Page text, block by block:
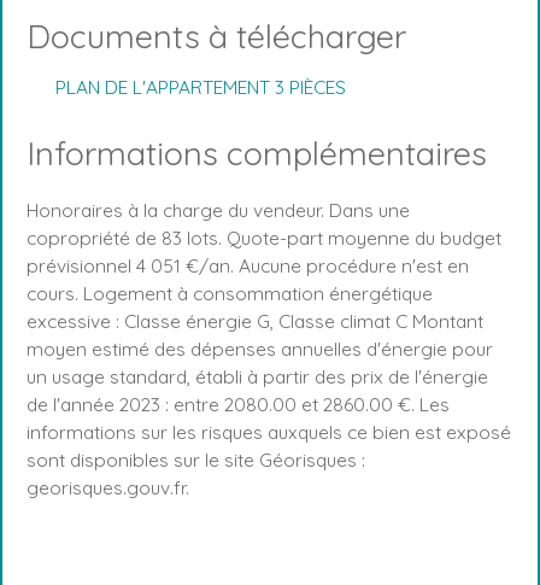
Documents à télécharger
PLAN DE L'APPARTEMENT 3 PIÈCES
Informations complémentaires
Honoraires à la charge du vendeur. Dans une
copropriété de 83 lots. Quote-part moyenne du budget
prévisionnel 4 051 €/an. Aucune procédure n'est en
cours. Logement à consommation énergétique
excessive : Classe énergie G, Classe climat C Montant
moyen estimé des dépenses annuelles d'énergie pour
un usage standard, établi à partir des prix de l'énergie
de l'année 2023 : entre 2080.00 et 2860.00 €. Les
informations sur les risques auxquels ce bien est exposé
sont disponibles sur le site Géorisques :
georisques.gouv.fr.